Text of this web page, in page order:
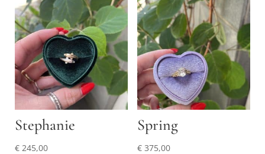
Stephanie
€ 245,00
Spring
€375,00